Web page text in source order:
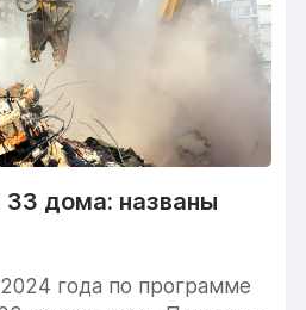
33 дома: названы
года по программе